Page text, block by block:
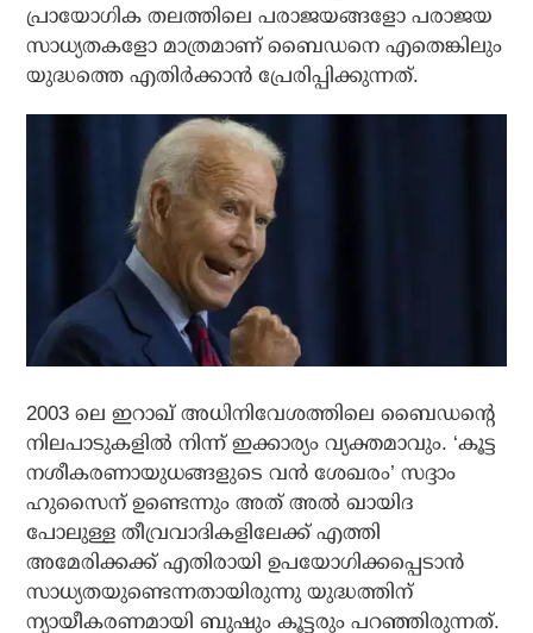
പ്രായോഗിക തലത്തിലെ പരാജയങ്ങളോ പരാജയ
സാധ്യതകളോ മാത്രമാണ് ബൈഡനെ എതെങ്കിലും
യുദ്ധത്തെ എതിര്‍ക്കാന്‍ പ്രേരിപ്പിക്കുന്നത്.
2003 ലെ ഇറാഖ് അധിനിവേശത്തിലെ ബൈഡന്റെ
നിലപാടുകളില്‍ നിന്ന് ഇക്കാര്യം വ്യക്തമാവും. ‘കൂട്ട
നശീകരണായുധങ്ങളുടെ വന്‍ ശേഖരം’ സദ്ദാം
ഹുസൈന് ഉണ്ടെന്നും അത് അല്‍ ഖായിദ
പോലുള്ള തീവ്രവാദികളിലേക്ക് എത്തി
അമേരിക്കക്ക് എതിരായി ഉപയോഗിക്കപ്പെടാന്‍
സാധ്യതയുണ്ടെന്നതായിരുന്നു യുദ്ധത്തിന്
ന്യായീകരണമായി ബുഷും കൂട്ടരും പറഞ്ഞിരുന്നത്.